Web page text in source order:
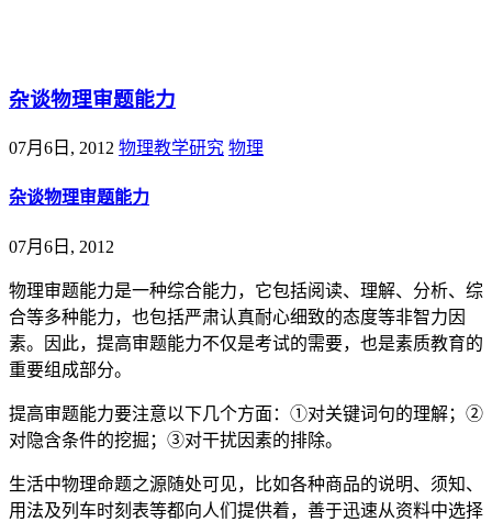
杂谈物理审题能力
07月6日, 2012 物理教学研究 物理
杂谈物理审题能力
07月6日, 2012
物理审题能力是一种综合能力，它包括阅读、理解、分析、综
合等多种能力，也包括严肃认真耐心细致的态度等非智力因
素。因此，提高审题能力不仅是考试的需要，也是素质教育的
重要组成部分。
提高审题能力要注意以下几个方面：①对关键词句的理解；②
对隐含条件的挖掘；③对干扰因素的排除。
生活中物理命题之源随处可见，比如各种商品的说明、须知、
用法及列车时刻表等都向人们提供着，善于迅速从资料中选择